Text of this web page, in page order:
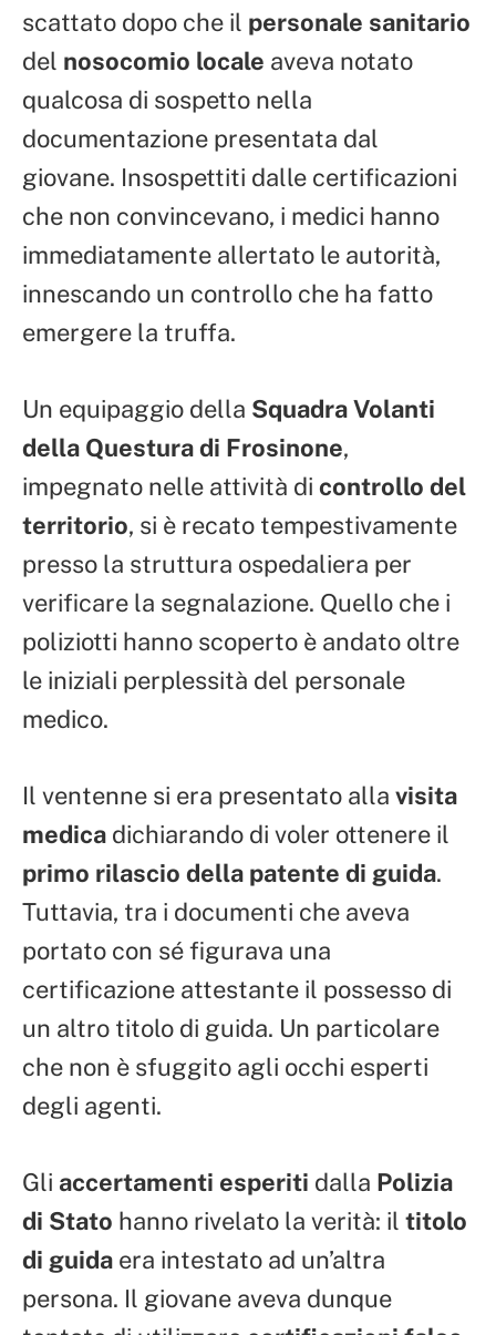
scattato dopo che il personale sanitario
del nosocomio locale aveva notato
qualcosa di sospetto nella
documentazione presentata dal
giovane. Insospettiti dalle certificazioni
che non convincevano, i medici hanno
immediatamente allertato le autorità,
innescando un controllo che ha fatto
emergere la truffa.
Un equipaggio della Squadra Volanti
della Questura di Frosinone,
impegnato nelle attività di controllo del
territorio, si è recato tempestivamente
presso la struttura ospedaliera per
verificare la segnalazione. Quello che i
poliziotti hanno scoperto è andato oltre
le iniziali perplessità del personale
medico.
Il ventenne si era presentato alla visita
medica dichiarando di voler ottenere il
primo rilascio della patente di guida.
Tuttavia, tra i documenti che aveva
portato con sé figurava una
certificazione attestante il possesso di
un altro titolo di guida. Un particolare
che non è sfuggito agli occhi esperti
degli agenti.
Gli accertamenti esperiti dalla Polizia
di Stato hanno rivelato la verità: il titolo
di guida era intestato ad un’altra
persona. Il giovane aveva dunque